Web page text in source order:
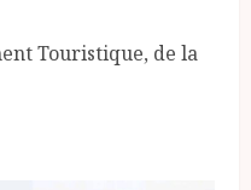
Touristique, de la